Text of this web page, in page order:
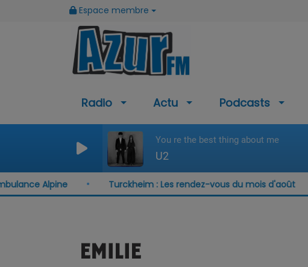
Espace membre
Radio Actu Podcasts
You re the best thing about me
U2
Alpine Turckheim : Les rendez-vous du mois d'août
EMILIE